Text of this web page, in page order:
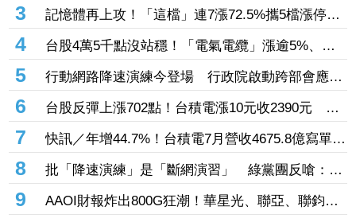
評台灣半年報超過100分！謝金河揭「13.72%」超
狂成長成績 中韓全被甩在後頭
2
影／蔡依林演唱會爆笑插曲！「鹿頭竟斷掉」網笑
瘋：鹿易十六
3
記憶體再上攻！「這檔」連7漲72.5%攜5檔漲停
南亞科、華邦電、旺宏都亮燈
4
台股4萬5千點沒站穩！「電氣電纜」漲逾5%、一
檔亮紅燈 油電燃氣成提款機挫逾2%
5
行動網路降速演練今登場 行政院啟動跨部會應變
中心
6
台股反彈上漲702點！台積電漲10元收2390元 台
達電飆漲停、日月光漲逾7%
7
快訊／年增44.7%！台積電7月營收4675.8億寫單月
新高 前7月營收2.87兆同創紀錄